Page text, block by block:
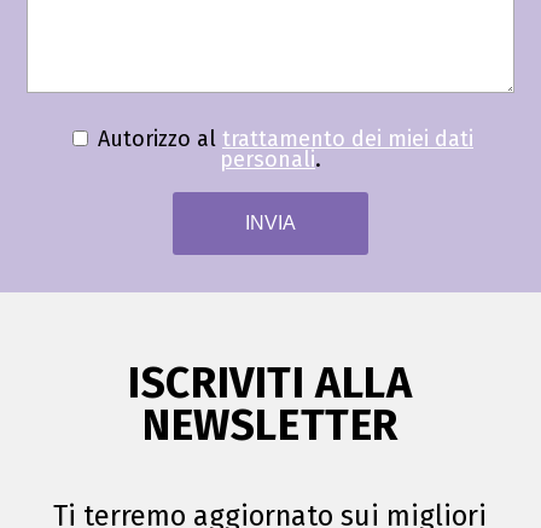
Autorizzo altrattamento dei miei dati
personali.
ISCRIVITI ALLA
NEWSLETTER
Ti terremo aggiornato sui migliori